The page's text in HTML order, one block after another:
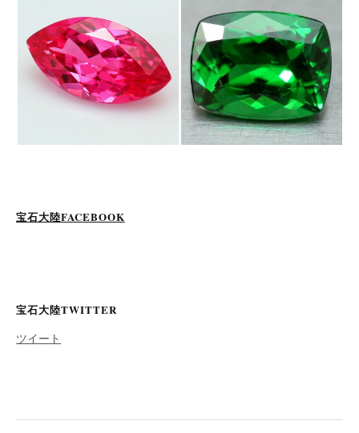
宝石大陸FACEBOOK
宝石大陸TWITTER
ツイート